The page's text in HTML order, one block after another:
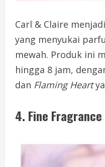
Carl & Claire
yang menyukai
mewah. Produk ini
hingga 8 jam,
dan Flaming Heart
4. Fine